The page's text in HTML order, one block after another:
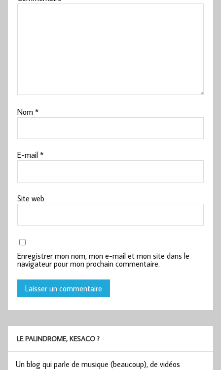
Nom*
E-mail*
Site web
Enregistrer mon nom, mon e-mail et mon site dans le
navigateur pour mon prochain commentaire.
LE PALINDROME, KESACO ?
Un blog qui parle de musique (beaucoup), de vidéos